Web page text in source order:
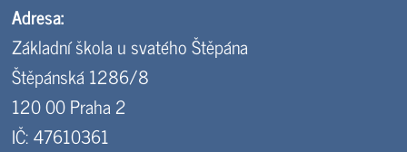
Adresa:
Základní škola u svatého Štěpána
Štěpánská 1286/8
120 00 Praha 2
IČ: 47610361